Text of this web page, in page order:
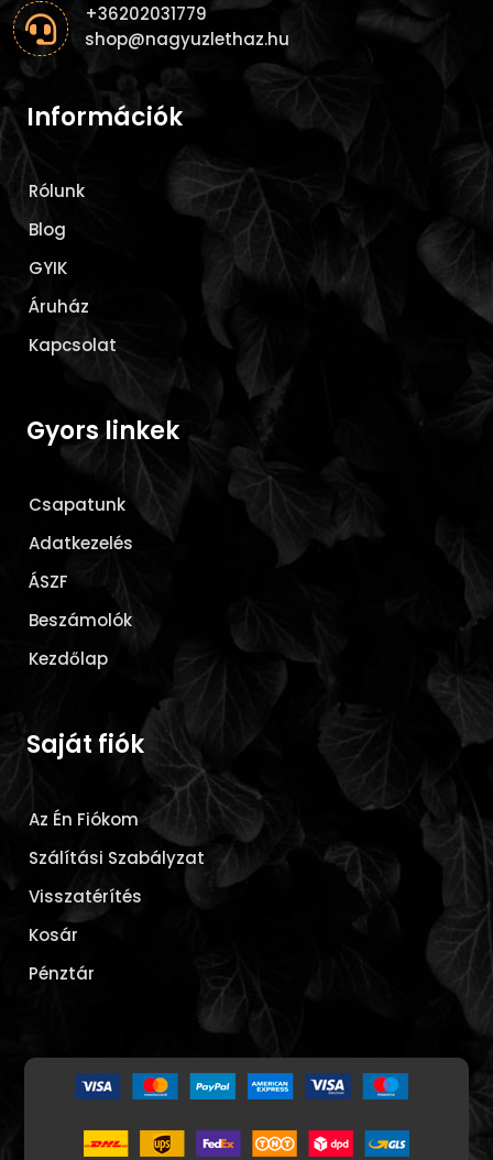

+36202031779
shop@nagyuzlethaz.hu
Információk
Rólunk
Blog
GYIK
Áruház
Kapcsolat
Gyors linkek
Csapatunk
Adatkezelés
ÁSZF
Beszámolók
Kezdőlap
Saját fiók
Az Én Fiókom
Szálítási Szabályzat
Visszatérítés
Kosár
Pénztár